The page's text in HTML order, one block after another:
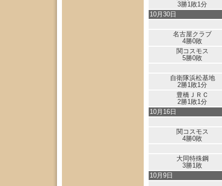
3勝1敗1分
10月30日
名古屋クラブ
4勝0敗
関コスモス
5勝0敗
自衛隊浜松基地
2勝1敗1分
豊橋ＪＲＣ
2勝1敗1分
10月16日
関コスモス
4勝0敗
大同特殊鋼
3勝1敗
10月9日